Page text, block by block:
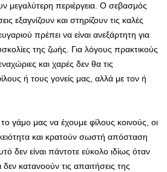
μεγαλύτερη περιέργεια. Ο σεβασμός
εξαγνίζουν και στηρίζουν τις καλές
πρέπει να είναι ανεξάρτητη για
της ζωής. Για λόγους πρακτικούς
και χαρές δεν θα τις
ή τους γονείς μας, αλλά με τον ή
το γάμο μας να έχουμε φίλους κοινούς, οι
και κρατούν σωστή απόσταση
δεν είναι πάντοτε εύκολο ιδίως όταν
δεν κατανοούν τις απαιτήσεις της